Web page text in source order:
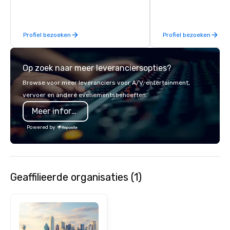
Profiel bezoeken Profiel bezoeken
Op zoek naar meer leveranciersopties?
Browse voor meer leveranciers voor A/V, entertainment,
vervoer en andere evenementsbehoeften.
Meer informatie
Powered by
Geaffilieerde organisaties (1)